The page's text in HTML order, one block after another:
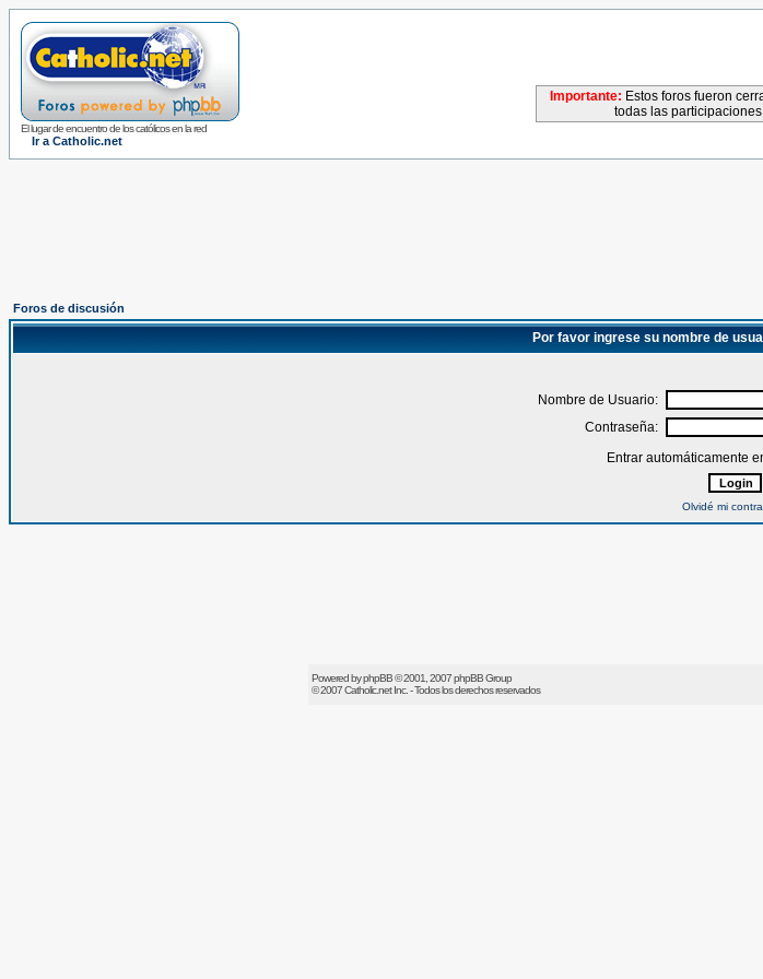
El lugar de encuentro de los católicos en la red
Ir a Catholic.net
Importante: Estos foros fueron
todas las
Foros de discusión
Por favor ingrese su nombre de
Nombre de Usuario:
Contraseña:
Entrar automáticamente
Olvidé mi
Powered byphpBB© 2001, 2007 phpBB Group
© 2007Catholic.netInc. - Todos los derechos reservados